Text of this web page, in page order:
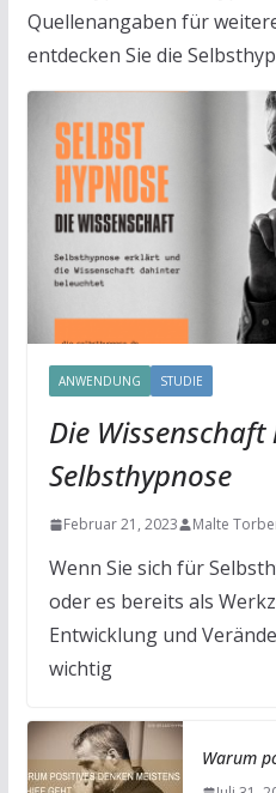
Quellenangaben für
entdecken Sie die
ANWENDUNG STUDIE
Die
Selbsthypnose
Februar 21, 2023 Malte
Wenn Sie sich für
oder es bereits als
Entwicklung und
wichtig
Warum